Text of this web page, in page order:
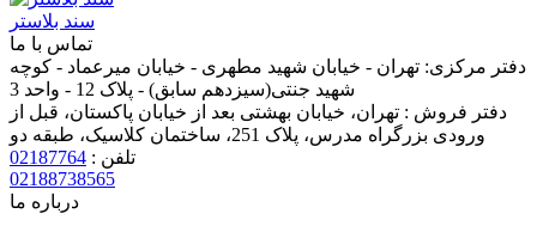
سند بلاستر
تماس با ما
دفتر مرکزی: تهران - خیابان شهید مطهری - خیابان میرعماد - کوچه
شهید جنتی(سیزدهم سابق) - پلاک 12 - واحد 3
دفتر فروش : تهران، خیابان بهشتی بعد از خیابان پاکستان، قبل از
ورودی بزرگراه مدرس، پلاک 251، ساختمان کلاسیک، طبقه دو
تلفن : 02187764
02188738565
درباره ما